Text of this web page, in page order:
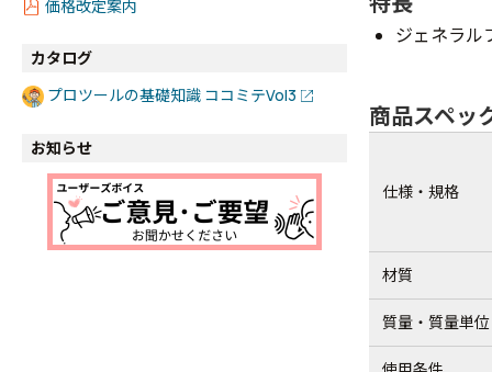
価格改定案内
カタログ
プロツールの基礎知識 ココミテVol3
お知らせ
ジェネラル
商品スペッ
仕様・規格
材質
質量・質量単位